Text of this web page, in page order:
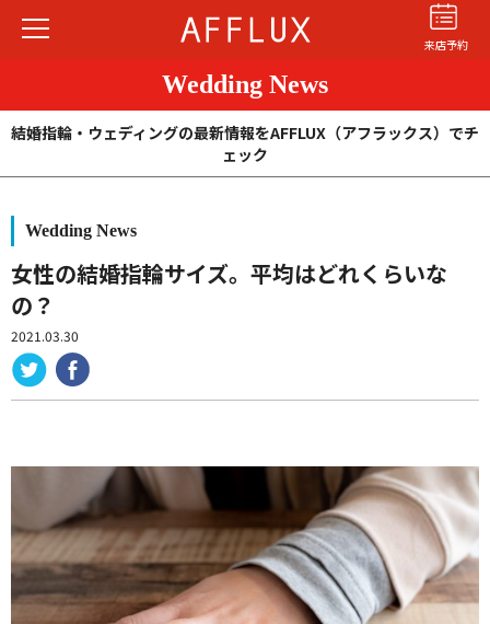
来店予約
セットリング
商品カテゴリ
ショップ
AFFLUXについて
ゆびわ言葉®
クオリティ
AFFLUXダイヤモンド
サービス
お役立ち記事
Wedding News
結婚指輪・ウェディングの最新情報をAFFLUX（アフラックス）でチ
ェック
Wedding News
女性の結婚指輪サイズ。平均はどれくらいな
の？
2021.03.30